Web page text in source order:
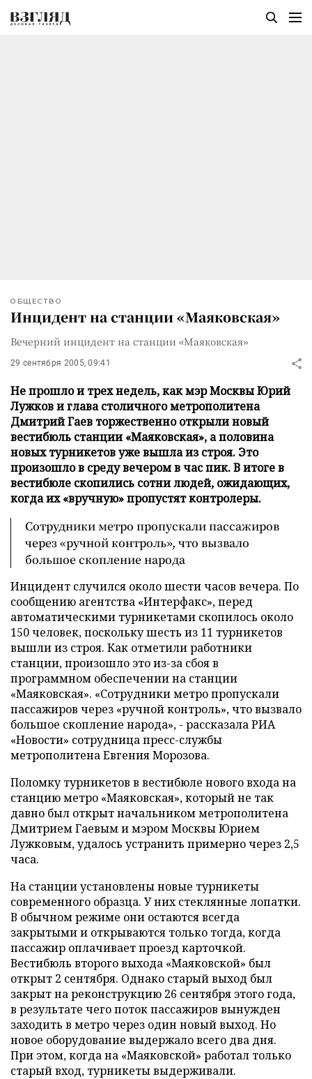
ОБЩЕСТВО
Инцидент на станции «Маяковская»
Вечерний инцидент на станции «Маяковская»
29 сентября 2005, 09:41
Не прошло и трех недель, как мэр Москвы Юрий
Лужков и глава столичного метрополитена
Дмитрий Гаев торжественно открыли новый
вестибюль станции «Маяковская», а половина
новых турникетов уже вышла из строя. Это
произошло в среду вечером в час пик. В итоге в
вестибюле скопились сотни людей, ожидающих,
когда их «вручную» пропустят контролеры.
Сотрудники метро пропускали пассажиров
через «ручной контроль», что вызвало
большое скопление народа
Инцидент случился около шести часов вечера. По
сообщению агентства «Интерфакс», перед
автоматическими турникетами скопилось около
150 человек, поскольку шесть из 11 турникетов
вышли из строя. Как отметили работники
станции, произошло это из-за сбоя в
программном обеспечении на станции
«Маяковская». «Сотрудники метро пропускали
пассажиров через «ручной контроль», что вызвало
большое скопление народа», - рассказала РИА
«Новости» сотрудница пресс-службы
метрополитена Евгения Морозова.
Поломку турникетов в вестибюле нового входа на
станцию метро «Маяковская», который не так
давно был открыт начальником метрополитена
Дмитрием Гаевым и мэром Москвы Юрием
Лужковым, удалось устранить примерно через 2,5
часа.
На станции установлены новые турникеты
современного образца. У них стеклянные лопатки.
В обычном режиме они остаются всегда
закрытыми и открываются только тогда, когда
пассажир оплачивает проезд карточкой.
Вестибюль второго выхода «Маяковской» был
открыт 2 сентября. Однако старый выход был
закрыт на реконструкцию 26 сентября этого года,
в результате чего поток пассажиров вынужден
заходить в метро через один новый выход. Но
новое оборудование выдержало всего два дня.
При этом, когда на «Маяковской» работал только
старый вход, турникеты выдерживали.